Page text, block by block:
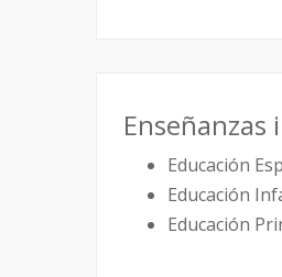
Enseñanzas
Educación
Educación
Educación